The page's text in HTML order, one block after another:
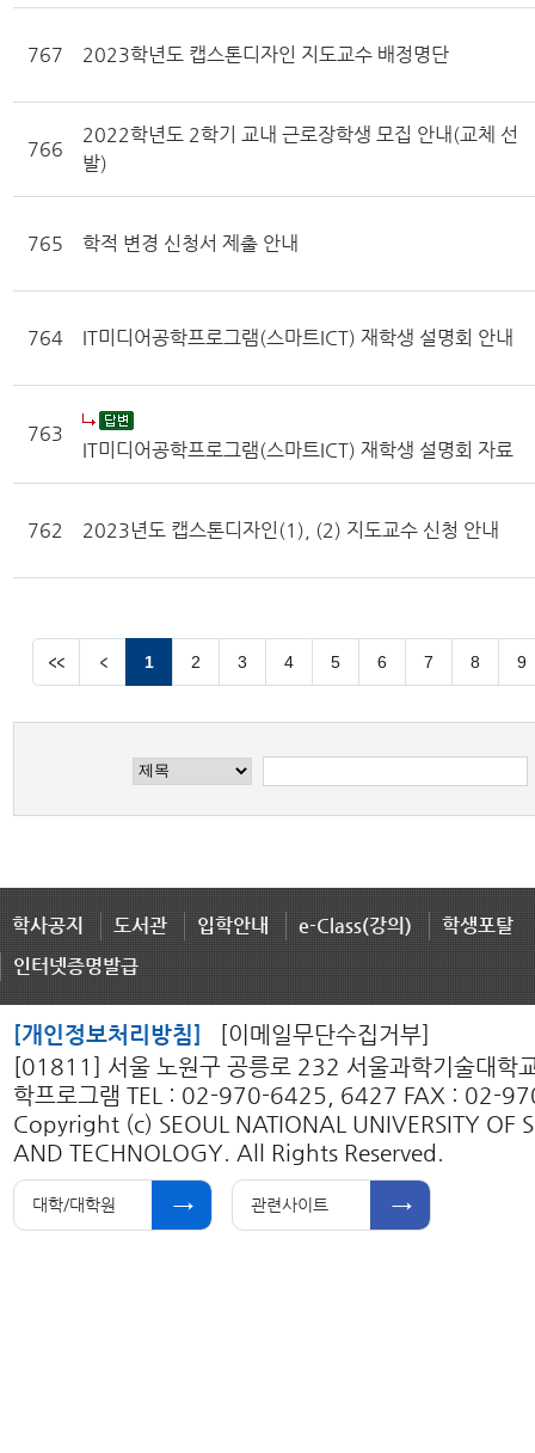
767 2023학년도 캡스톤디자인 지도교수 배정명단
766
2022학년도 2학기 교내 근로장학생 모집 안내(교체 선
발)
765 학적 변경 신청서 제출 안내
764 IT미디어공학프로그램(스마트ICT) 재학생 설명회 안내
763
IT미디어공학프로그램(스마트ICT) 재학생 설명회 자료
762 2023년도 캡스톤디자인(1), (2) 지도교수 신청 안내
1 2 3 4 5 6 7 8 9
학사공지 도서관 입학안내 e-Class(강의)
학생포탈
인터넷증명발급
[개인정보처리방침]
[이메일무단수집거부]
[01811] 서울 노원구 공릉로 232 서울과학기술대학
학프로그램 TEL : 02-970-6425, 6427 FAX : 02-
Copyright (c) SEOUL NATIONAL UNIVERSITY OF
AND TECHNOLOGY. All Rights Reserved.
대학/대학원 관련사이트